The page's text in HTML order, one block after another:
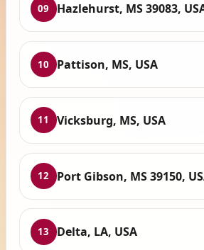
09 Hazlehurst, MS 39083,
10 Pattison, MS, USA
11 Vicksburg, MS, USA
12 Port Gibson, MS 39150,
13 Delta, LA, USA